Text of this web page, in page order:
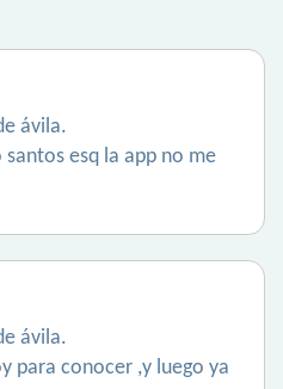
ávila.
santos esq la app no me
ávila.
para conocer ,y luego ya